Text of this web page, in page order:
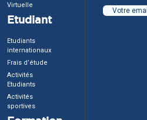
Virtuelle
Etudiant
Etudiants
internationaux
Frais d’étude
Activités
Etudiants
Activités
sportives